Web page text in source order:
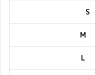
S
M
L